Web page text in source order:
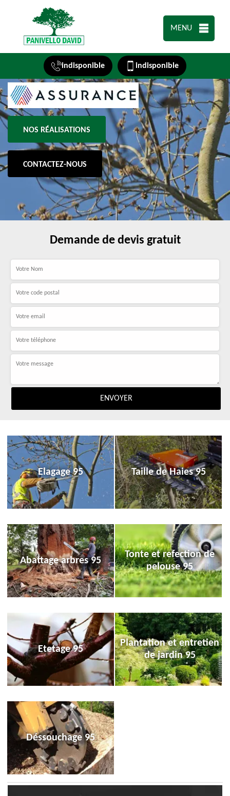
MENU
indisponible indisponible
NOS RÉALISATIONS
CONTACTEZ-NOUS
Demande de devis gratuit
Elagage 95 Taille de Haies 95
Abattage arbres 95
Tonte et refection de
pelouse 95
Etetage 95
Plantation et entretien
de jardin 95
Déssouchage 95